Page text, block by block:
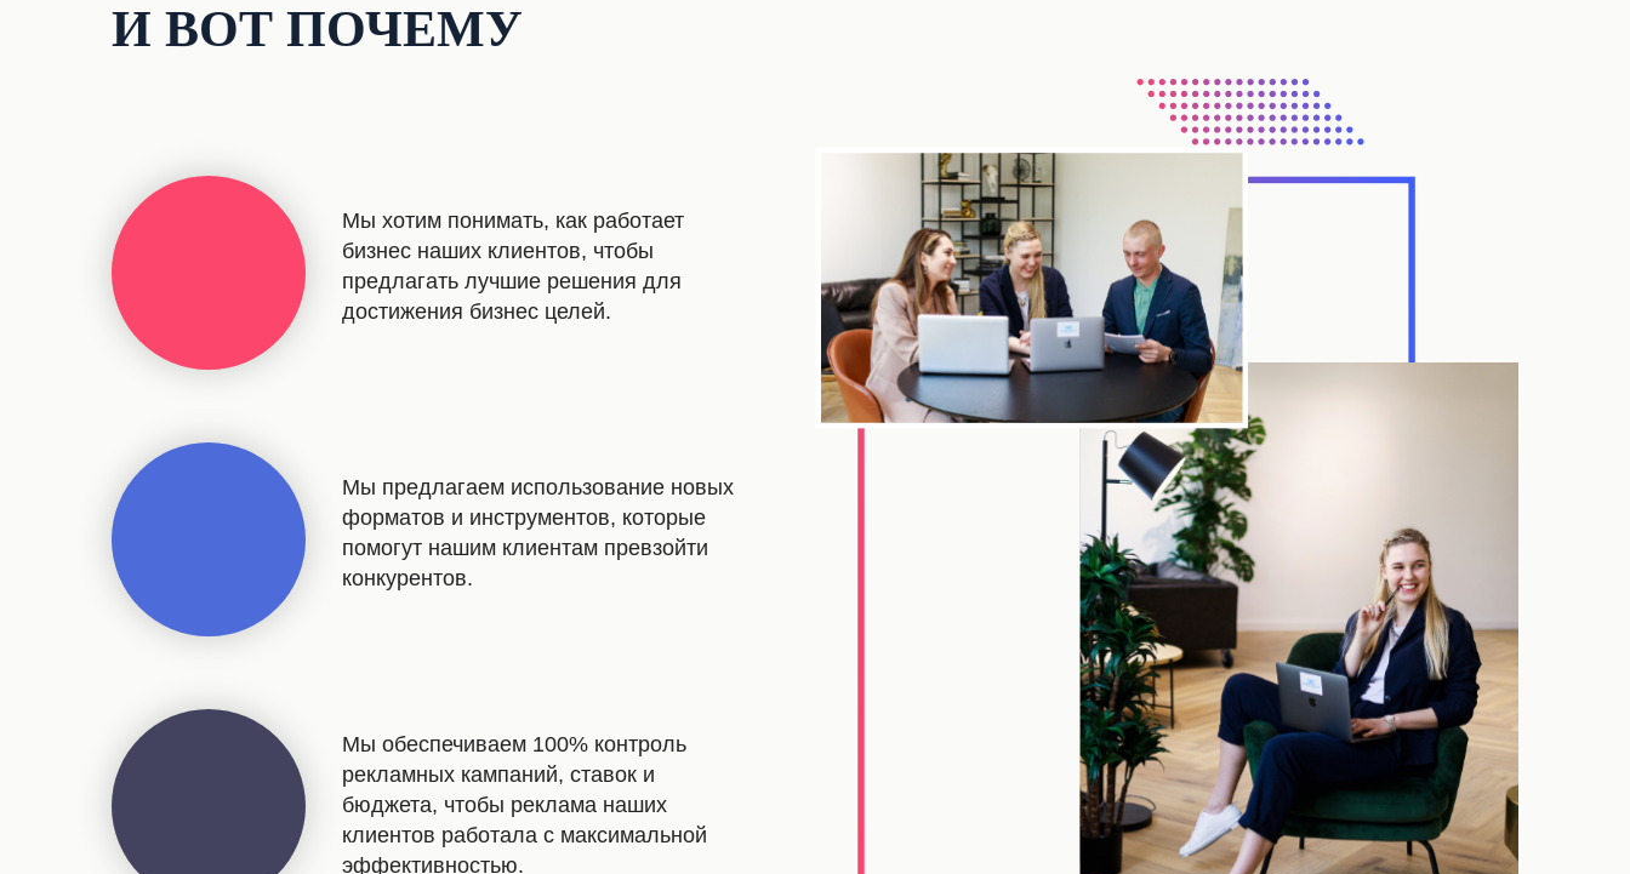
И ВОТ ПОЧЕМУ
Мы хотим понимать, как работает
бизнес наших клиентов, чтобы
предлагать лучшие решения для
достижения бизнес целей.
Мы предлагаем использование новых
форматов и инструментов, которые
помогут нашим клиентам превзойти
конкурентов.
Мы обеспечиваем 100% контроль
рекламных кампаний, ставок и
бюджета, чтобы реклама наших
клиентов работала с максимальной
эффективностью.